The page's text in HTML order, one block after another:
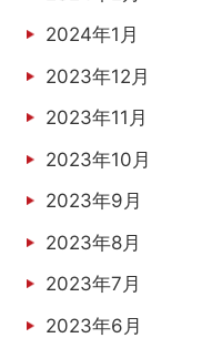
2024年1月
2023年12月
2023年11月
2023年10月
2023年9月
2023年8月
2023年7月
2023年6月